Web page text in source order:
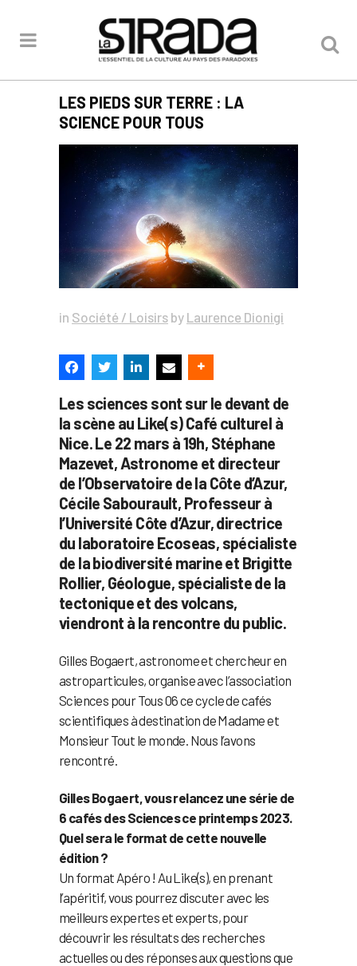
LES PIEDS SUR TERRE : LA
SCIENCE POUR TOUS
in Société / Loisirs by Laurence Dionigi
Les sciences sont sur le devant de
la scène au Like(s) Café culturel à
Nice. Le 22 mars à 19h, Stéphane
Mazevet, Astronome et directeur
de l’Observatoire de la Côte d’Azur,
Cécile Sabourault, Professeur à
l’Université Côte d’Azur, directrice
du laboratoire Ecoseas, spécialiste
de la biodiversité marine et Brigitte
Rollier, Géologue, spécialiste de la
tectonique et des volcans,
viendront à la rencontre du public.
Gilles Bogaert, astronome et chercheur en
astroparticules, organise avec l’association
Sciences pour Tous 06 ce cycle de cafés
scientifiques à destination de Madame et
Monsieur Tout le monde. Nous l’avons
rencontré.
Gilles Bogaert, vous relancez une série de
6 cafés des Sciences ce printemps 2023.
Quel sera le format de cette nouvelle
édition ?
Un format Apéro ! Au Like(s), en prenant
l’apéritif, vous pourrez discuter avec les
meilleurs expertes et experts, pour
découvrir les résultats des recherches
actuelles ou des réponses aux questions que